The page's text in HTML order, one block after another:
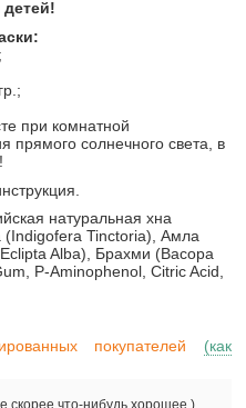
детей!
при комнатной
прямого солнечного света, в
натуральная хна
Tinctoria), Амла
Alba), Брахми (Bacopa
P-Aminophenol, Citric Acid,
покупателей (как
что-нибудь хорошее )